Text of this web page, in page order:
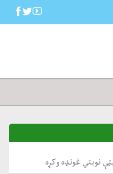
نوبتي غونډه وکړه